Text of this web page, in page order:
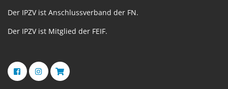
Der IPZV ist Anschlussverband der FN.
Der IPZV ist Mitglied der FEIF.